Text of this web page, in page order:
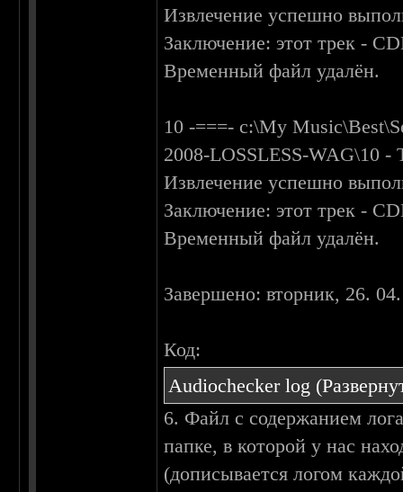
Извлечение успешно
Заключение: этот трек -
Временный файл удалён.
10 -===- c:\My
2008-LOSSLESS-WAG\10 -
Извлечение успешно
Заключение: этот трек -
Временный файл удалён.
Завершено: вторник, 26.
Код:
Audiochecker log
6. Файл с содержанием
папке, в которой у нас
(дописывается логом